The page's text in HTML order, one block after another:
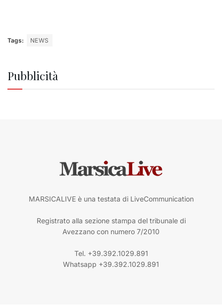
Tags: NEWS
Pubblicità
MARSICALIVE è una testata di LiveCommunication
Registrato alla sezione stampa del tribunale di
Avezzano con numero 7/2010
Tel. +39.392.1029.891
Whatsapp +39.392.1029.891